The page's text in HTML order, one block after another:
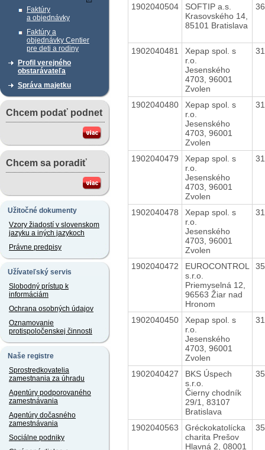
Faktúry
a objednávky
Faktúry a
objednávky Centier
pre deti a rodiny
Profil verejného
obstarávateľa
Správa majetku
Chcem podať podnet
Chcem sa poradiť
Užitočné dokumenty
Vzory žiadostí v slovenskom
jazyku a iných jazykoch
Právne predpisy
Užívateľský servis
Slobodný prístup k
informáciám
Ochrana osobných údajov
Oznamovanie
protispoločenskej činnosti
Naše registre
Sprostredkovatelia
zamestnania za úhradu
Agentúry podporovaného
zamestnávania
Agentúry dočasného
zamestnávania
Sociálne podniky
1902040504
SOFTIP a.s.
Krasovského 14,
85101 Bratislava
1902040481
Xepap spol. s
r.o.
Jesenského
4703, 96001
Zvolen
1902040480
Xepap spol. s
r.o.
Jesenského
4703, 96001
Zvolen
1902040479
Xepap spol. s
r.o.
Jesenského
4703, 96001
Zvolen
1902040478
Xepap spol. s
r.o.
Jesenského
4703, 96001
Zvolen
1902040472
EUROCONTROL
s.r.o.
Priemyselná 12,
96563 Žiar nad
Hronom
1902040450
Xepap spol. s
r.o.
Jesenského
4703, 96001
Zvolen
1902040427
BKS Úspech
s.r.o.
Čierny chodník
29/1, 83107
Bratislava
1902040563
Gréckokatolícka
charita Prešov
Hlavná 2, 08001